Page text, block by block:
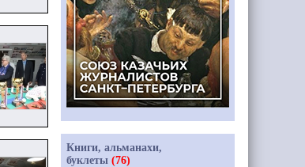
Книги, альманахи,
буклеты (76)